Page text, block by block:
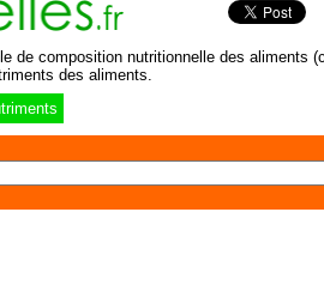
de composition nutritionnelle des
des aliments.